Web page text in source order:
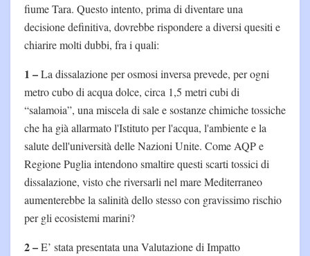
fiume Tara. Questo intento, prima di diventare una
decisione definitiva, dovrebbe rispondere a diversi quesiti e
chiarire molti dubbi, fra i quali:
1 –La dissalazione per osmosi inversa prevede, per ogni
metro cubo di acqua dolce, circa 1,5 metri cubi di
“salamoia”, una miscela di sale e sostanze chimiche tossiche
che ha già allarmato l'Istituto per l'acqua, l'ambiente e la
salute dell'università delle Nazioni Unite. Come AQP e
Regione Puglia intendono smaltire questi scarti tossici di
dissalazione, visto che riversarli nel mare Mediterraneo
aumenterebbe la salinità dello stesso con gravissimo rischio
per gli ecosistemi marini?
2 –E’ stata presentata una Valutazione di Impatto